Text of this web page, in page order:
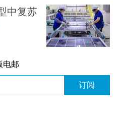
中复苏
电邮
订阅